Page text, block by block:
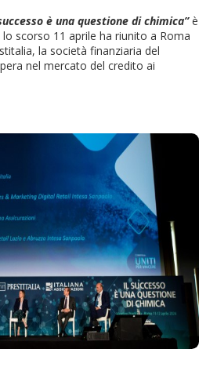
è una questione di chimica”è
lo scorso 11 aprile ha riunito a Roma
la società finanziaria del
nel mercato del credito ai